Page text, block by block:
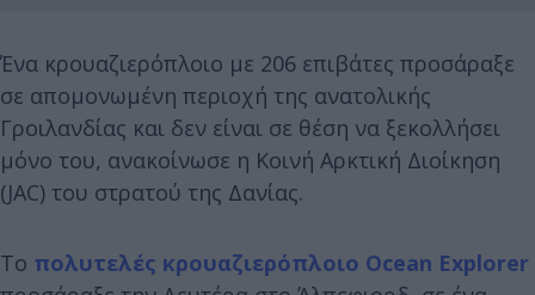
Ένα κρουαζιερόπλοιο με 206 επιβάτες προσάραξε
σε απομονωμένη περιοχή της ανατολικής
Γροιλανδίας και δεν είναι σε θέση να ξεκολλήσει
μόνο του, ανακοίνωσε η Κοινή Αρκτική Διοίκηση
(JAC) του στρατού της Δανίας.
Το πολυτελές κρουαζιερόπλοιο Ocean Explorer